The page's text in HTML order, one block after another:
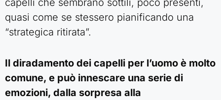
capelli che sembrano sottili, poco presenti,
quasi come se stessero pianificando una
“strategica ritirata”.
Il diradamento dei capelli per l’uomo è molto
comune, e può innescare una serie di
emozioni, dalla sorpresa alla